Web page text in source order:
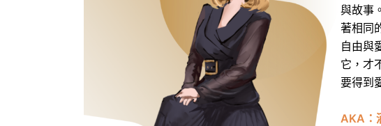
與故事
著相同
自由與
它，才
要得到
AKA：